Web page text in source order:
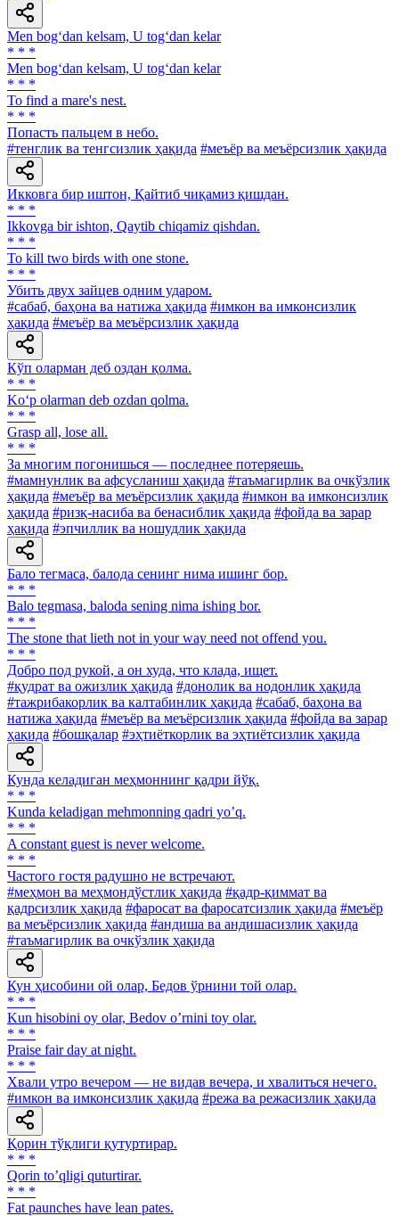
Men bog‘dan kelsam, U tog‘dan kelar
* * *
Men bog‘dan kelsam, U tog‘dan kelar
* * *
То find а mare's nest.
* * *
Попасть пальцем в небо.
#тенглик ва тенгсизлик ҳақида #меъёр ва меъёрсизлик ҳақида
Икковга бир иштон, Қайтиб чиқамиз қишдан.
* * *
Ikkovga bir ishton, Qaytib chiqamiz qishdan.
* * *
To kill two birds with one stone.
* * *
Убить двух зайцев одним ударом.
#сабаб, баҳона ва натижа ҳақида #имкон ва имконсизлик
ҳақида #меъёр ва меъёрсизлик ҳақида
Кўп оларман деб оздан қолма.
* * *
Ko‘p olarman deb ozdan qolma.
* * *
Grasp all, lose all.
* * *
За многим погонишься — последнее потеряешь.
#мамнунлик ва афсусланиш ҳақида #таъмагирлик ва очкўзлик
ҳақида #меъёр ва меъёрсизлик ҳақида #имкон ва имконсизлик
ҳақида #ризқ-насиба ва бенасиблик ҳақида #фойда ва зарар
ҳақида #эпчиллик ва ношудлик ҳақида
Бало тегмаса, балода сенинг нима ишинг бор.
* * *
Balo tegmasa, baloda sening nima ishing bor.
* * *
The stone that lieth not in your way need not offend you.
* * *
Добро под рукой, а он худа, что клада, ищет.
#қудрат ва ожизлик ҳақида #донолик ва нодонлик ҳақида
#тажрибакорлик ва калтабинлик ҳақида #сабаб, баҳона ва
натижа ҳақида #меъёр ва меъёрсизлик ҳақида #фойда ва зарар
ҳақида #бошқалар #эҳтиёткорлик ва эҳтиётсизлик ҳақида
Кунда келадиган меҳмоннинг қадри йўқ.
* * *
Kunda keladigan mehmonning qadri yoʼq.
* * *
A constant guest is never welcome.
* * *
Частого гостя радушно не встречают.
#меҳмон ва меҳмондўстлик ҳақида #қадр-қиммат ва
қадрсизлик ҳақида #фаросат ва фаросатсизлик ҳақида #меъёр
ва меъёрсизлик ҳақида #андиша ва андишасизлик ҳақида
#таъмагирлик ва очкўзлик ҳақида
Кун ҳисобини ой олар, Бедов ўрнини той олар.
* * *
Kun hisobini oy olar, Bedov oʼrnini toy olar.
* * *
Praise fair day at night.
* * *
Хвали утро вечером — не видав вечера, и хвалиться нечего.
#имкон ва имконсизлик ҳақида #режа ва режасизлик ҳақида
Қорин тўқлиги қутуртирар.
* * *
Qorin toʼqligi quturtirar.
* * *
Fat paunches have lean pates.